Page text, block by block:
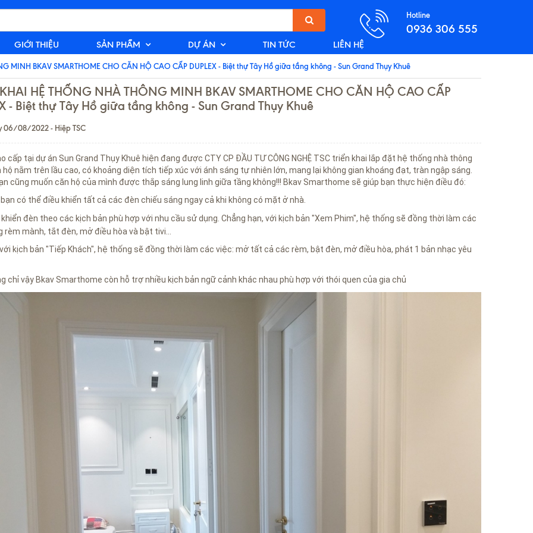
Hotline
0936 306 555
GIỚI THIỆU SẢN PHẨM DỰ ÁN TIN TỨC LIÊN HỆ
MINH BKAV SMARTHOME CHO CĂN HỘ CAO CẤP DUPLEX - Biệt thự Tây Hồ giữa tầng không - Sun Grand Thụy Khuê
HỆ THỐNG NHÀ THÔNG MINH BKAV SMARTHOME CHO CĂN HỘ CAO CẤP
- Biệt thự Tây Hồ giữa tầng không - Sun Grand Thụy Khuê
06/08/2022 - Hiệp TSC
cấp tại dự án Sun Grand Thụy Khuê hiện đang được CTY CP ĐẦU TƯ CÔNG NGHỆ TSC triển khai lắp đặt hệ thống nhà thông
hộ nằm trên lầu cao, có khoảng diện tích tiếp xúc với ánh sáng tự nhiên lớn, mang lại không gian khoáng đạt, tràn ngập sáng.
cũng muốn căn hộ của mình được thắp sáng lung linh giữa tầng không!!! Bkav Smarthome sẽ giúp bạn thực hiện điều đó:
có thể điều khiển tất cả các đèn chiếu sáng ngay cả khi không có mặt ở nhà.
đèn theo các kịch bản phù hợp với nhu cầu sử dụng. Chẳng hạn, với kịch bản "Xem Phim", hệ thống sẽ đồng thời làm các
rèm mành, tắt đèn, mở điều hòa và bật tivi...
kịch bản "Tiếp Khách", hệ thống sẽ đồng thời làm các việc: mở tất cả các rèm, bật đèn, mở điều hòa, phát 1 bản nhạc yêu
chỉ vậy Bkav Smarthome còn hỗ trợ nhiều kịch bản ngữ cảnh khác nhau phù hợp với thói quen của gia chủ